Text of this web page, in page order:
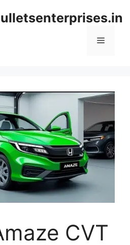
Menu
CVT